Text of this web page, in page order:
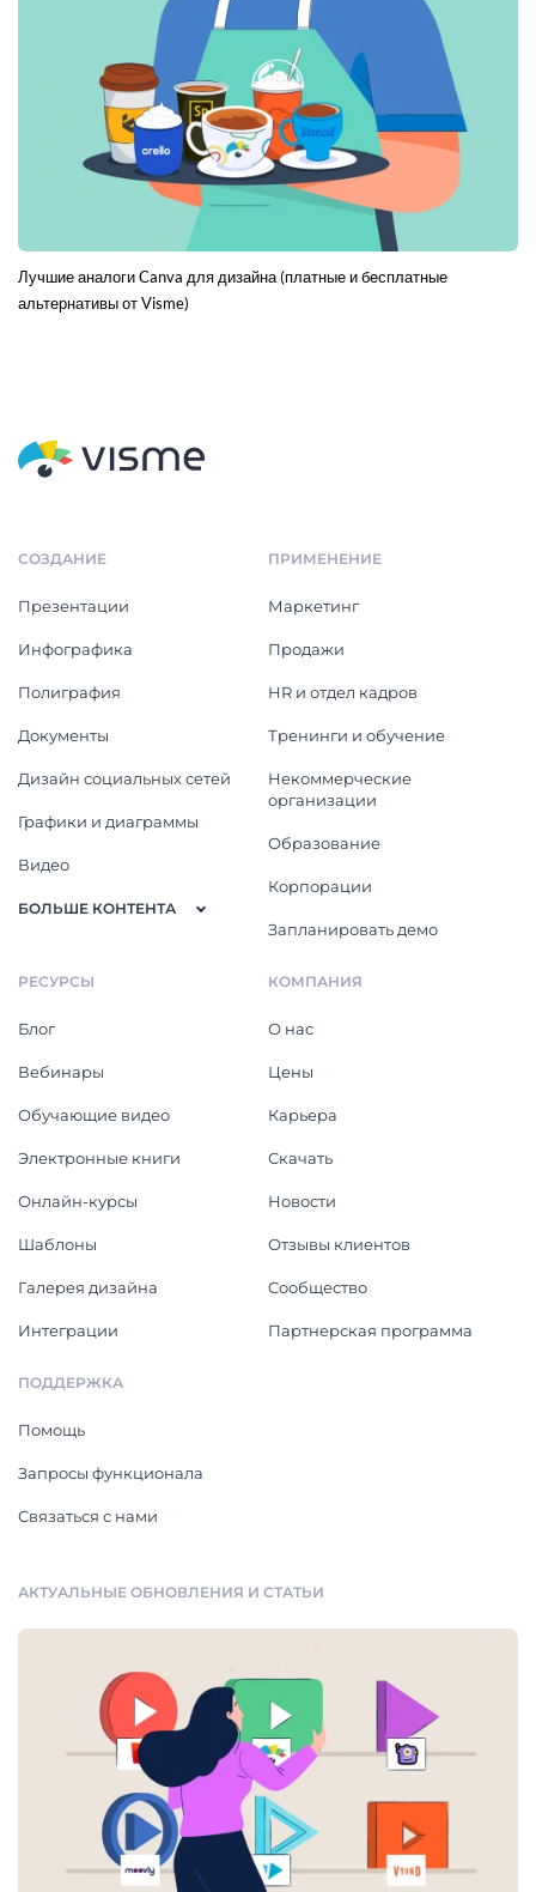
Лучшие аналоги Canva для дизайна (платные и бесплатные
альтернативы от Visme)
СОЗДАНИЕ
Презентации
Инфографика
Полиграфия
Документы
Дизайн социальных сетей
Графики и диаграммы
Видео
БОЛЬШЕ КОНТЕНТА
ПРИМЕНЕНИЕ
Маркетинг
Продажи
HR и отдел кадров
Тренинги и обучение
Некоммерческие
организации
Образование
Корпорации
Запланировать демо
РЕСУРСЫ
Блог
Вебинары
Обучающие видео
Электронные книги
Онлайн-курсы
Шаблоны
Галерея дизайна
Интеграции
КОМПАНИЯ
О нас
Цены
Карьера
Скачать
Новости
Отзывы клиентов
Cообщество
Партнерская программа
ПОДДЕРЖКА
Помощь
Запросы функционала
Связаться с нами
АКТУАЛЬНЫЕ ОБНОВЛЕНИЯ И СТАТЬИ